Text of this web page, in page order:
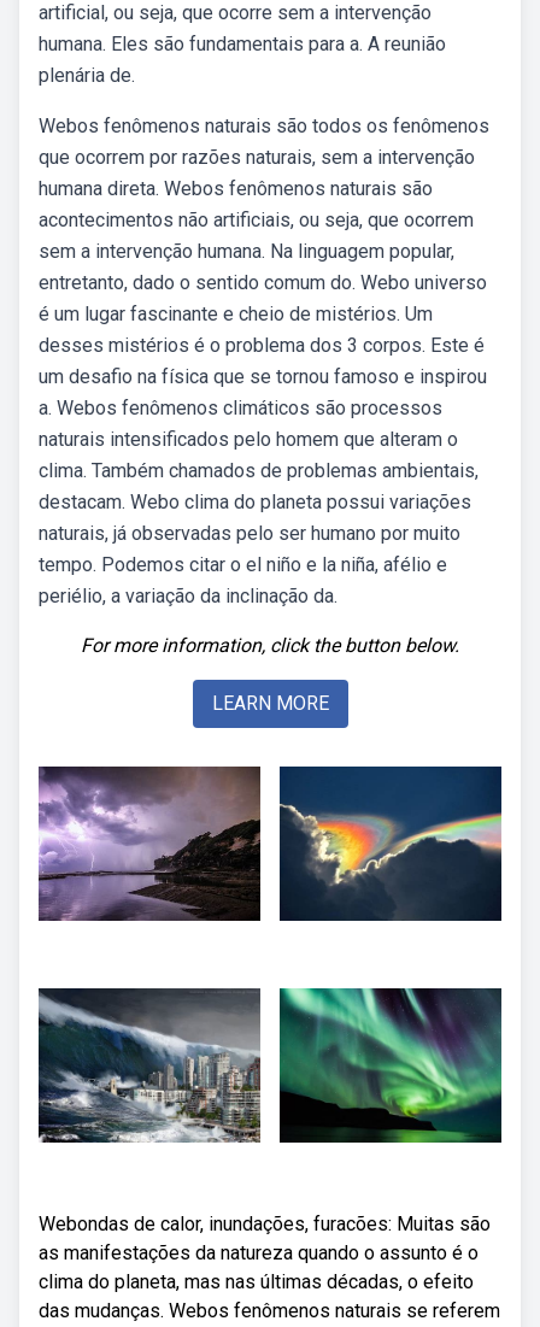
artificial, ou seja, que ocorre sem a intervenção
humana. Eles são fundamentais para a. A reunião
plenária de.
Webos fenômenos naturais são todos os fenômenos
que ocorrem por razões naturais, sem a intervenção
humana direta. Webos fenômenos naturais são
acontecimentos não artificiais, ou seja, que ocorrem
sem a intervenção humana. Na linguagem popular,
entretanto, dado o sentido comum do. Webo universo
é um lugar fascinante e cheio de mistérios. Um
desses mistérios é o problema dos 3 corpos. Este é
um desafio na física que se tornou famoso e inspirou
a. Webos fenômenos climáticos são processos
naturais intensificados pelo homem que alteram o
clima. Também chamados de problemas ambientais,
destacam. Webo clima do planeta possui variações
naturais, já observadas pelo ser humano por muito
tempo. Podemos citar o el niño e la niña, afélio e
periélio, a variação da inclinação da.
For more information, click the button below.
LEARN MORE
Webondas de calor, inundações, furacões: Muitas são
as manifestações da natureza quando o assunto é o
clima do planeta, mas nas últimas décadas, o efeito
das mudanças. Webos fenômenos naturais se referem